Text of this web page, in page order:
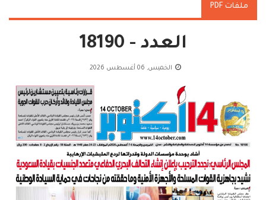
ملفات PDF
العدد - 18190
الخميس, 06 أغسطس 2026